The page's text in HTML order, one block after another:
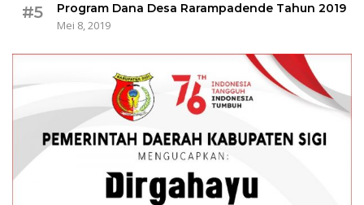
#5
Program Dana Desa Rarampadende Tahun 2019
Mei 8, 2019